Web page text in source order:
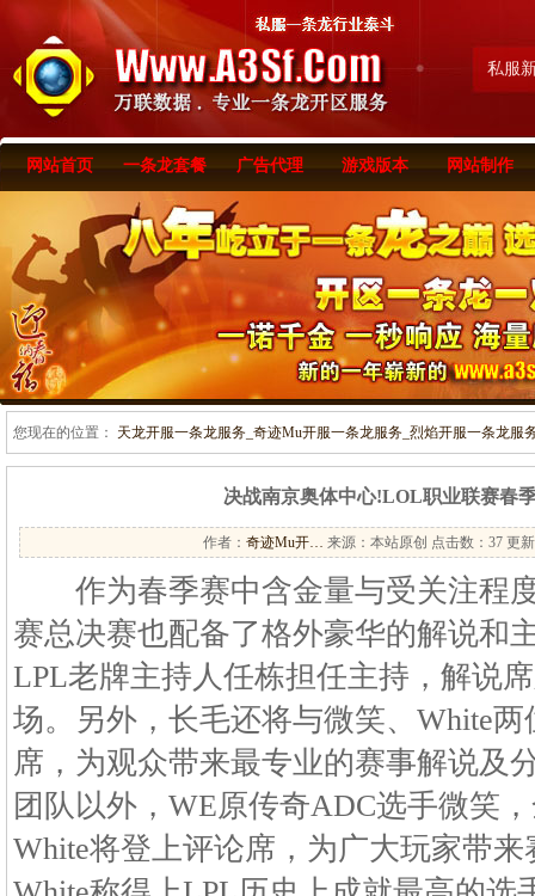
私服
网站首页 一条龙套餐 广告代理 游戏版本 网站制作
您现在的位置： 天龙开服一条龙服务_奇迹Mu开服一条龙服务_烈焰开服一条龙服
决战南京奥体中心!LOL职业联赛春
作者： 奇迹Mu开… 来源：本站原创 点击数： 37 更
作为春季赛中含金量与受关注程
赛总决赛也配备了格外豪华的解说和
LPL老牌主持人任栋担任主持，解说
场。另外，长毛还将与微笑、White
席，为观众带来最专业的赛事解说及
团队以外，WE原传奇ADC选手微笑
White将登上评论席，为广大玩家带